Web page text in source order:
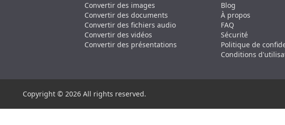
Convertir des images
Convertir des documents
Convertir des fichiers audio
Convertir des vidéos
Convertir des présentations
Blog
À propos
FAQ
Sécurité
Politique de
Conditions
Copyright © 2026 All rights reserved.